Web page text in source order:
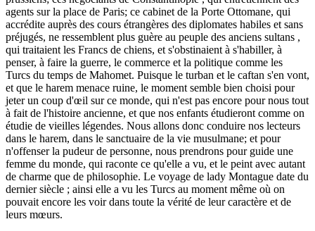
agents sur la place de Paris; ce cabinet de la Porte Ottomane, qui
accrédite auprès des cours étrangères des diplomates habiles et sans
préjugés, ne ressemblent plus guère au peuple des anciens sultans ,
qui traitaient les Francs de chiens, et s'obstinaient à s'habiller, à
penser, à faire la guerre, le commerce et la politique comme les
Turcs du temps de Mahomet. Puisque le turban et le caftan s'en vont,
et que le harem menace ruine, le moment semble bien choisi pour
jeter un coup d'œil sur ce monde, qui n'est pas encore pour nous tout
à fait de l'histoire ancienne, et que nos enfants étudieront comme on
étudie de vieilles légendes. Nous allons donc conduire nos lecteurs
dans le harem, dans le sanctuaire de la vie musulmane; et pour
n'offenser la pudeur de personne, nous prendrons pour guide une
femme du monde, qui raconte ce qu'elle a vu, et le peint avec autant
de charme que de philosophie. Le voyage de lady Montague date du
dernier siècle ; ainsi elle a vu les Turcs au moment même où on
pouvait encore les voir dans toute la vérité de leur caractère et de
leurs mœurs.